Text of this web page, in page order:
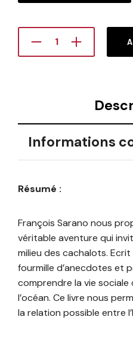
Informations
Résumé :
François Sarano nous
véritable aventure qui
milieu des cachalots.
fourmille d’anecdotes et
comprendre la vie
l’océan. Ce livre nous
la relation possible entre